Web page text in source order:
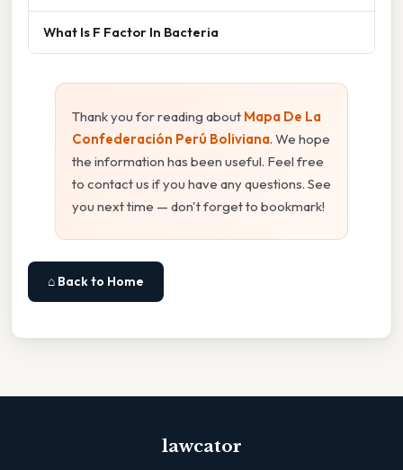
What Is F Factor In Bacteria
Thank you for reading about Mapa De La
Confederación Perú Boliviana. We hope
the information has been useful. Feel free
to contact us if you have any questions. See
you next time — don't forget to bookmark!
⌂ Back to Home
lawcator